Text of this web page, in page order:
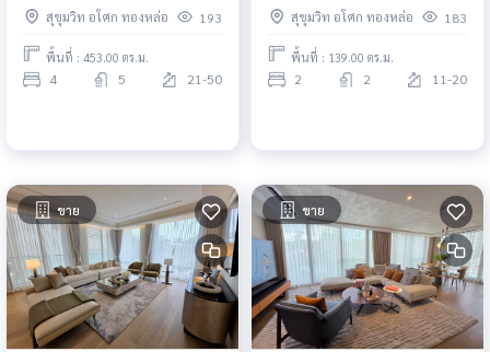
maidroom, yard and storage
Am: 0656199198
สุขุมวิท อโศก ทองหล่อ 193
พื้นที่ : 453.00 ตร.ม.
4 5 21-50
yard area Am: 0656199198
สุขุมวิท อโศก ทองหล่อ 183
พื้นที่ : 139.00 ตร.ม.
2 2 11-20
ขาย ขาย